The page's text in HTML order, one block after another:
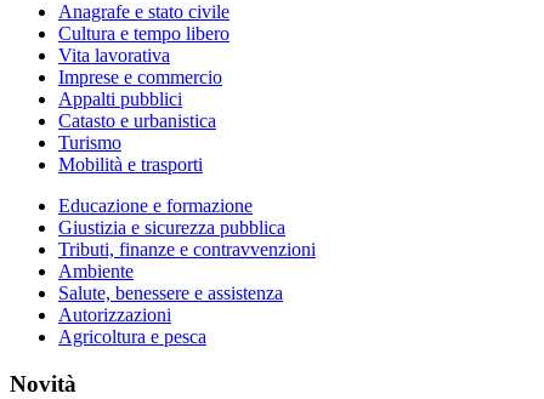
Anagrafe e stato civile
Cultura e tempo libero
Vita lavorativa
Imprese e commercio
Appalti pubblici
Catasto e urbanistica
Turismo
Mobilità e trasporti
Educazione e formazione
Giustizia e sicurezza pubblica
Tributi, finanze e contravvenzioni
Ambiente
Salute, benessere e assistenza
Autorizzazioni
Agricoltura e pesca
Novità